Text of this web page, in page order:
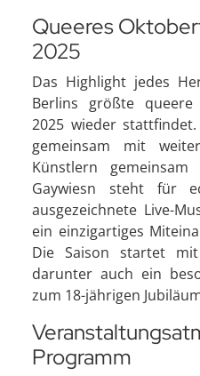
Queeres
2025
Das Highlight jedes
Berlins größte queere
2025 wieder
gemeinsam mit
Künstlern
Gaywiesn steht für
ausgezeichnete Live-
ein einzigartiges
Die Saison startet
darunter auch ein
zum 18-jährigen
Programm